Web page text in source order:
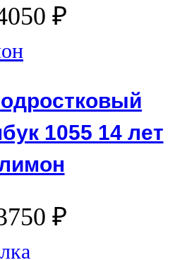
₽
1055 14 лет
₽